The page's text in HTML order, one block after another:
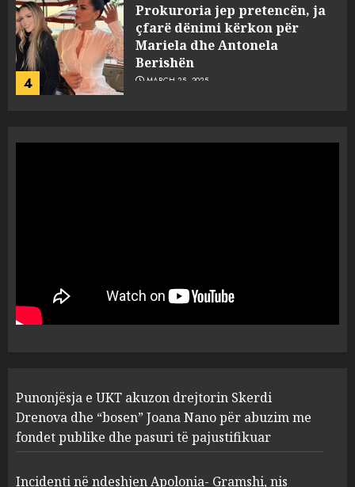
4
Prokuroria jep pretencën, ja
çfarë dënimi kërkon për
Mariela dhe Antonela
Berishën
MARCH 25, 2025
1
“bosen” Joana Nano për
abuzim me fondet publike dhe
pasuri të pajustifikuar
2
Apolonia- Gramshi, nis
procedim penal për Koço
Kokëdhimën (VIDEO)
MARCH 27, 2025
Punonjësja e UKT akuzon drejtorin Skerdi
Drenova dhe “bosen” Joana Nano për abuzim me
fondet publike dhe pasuri të pajustifikuar
Incidenti në ndeshjen Apolonia- Gramshi, nis